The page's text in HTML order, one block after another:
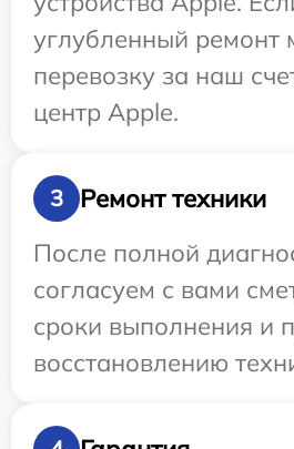
углубленный ремонт
перевозку за наш
центр Apple.
3
Ремонт техники
После полной
согласуем с вами
сроки выполнения и
восстановлению